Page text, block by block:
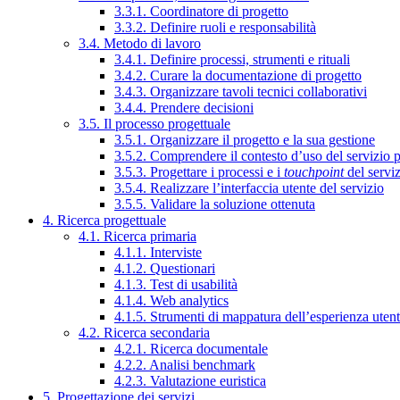
3.3.1. Coordinatore di progetto
3.3.2. Definire ruoli e responsabilità
3.4. Metodo di lavoro
3.4.1. Definire processi, strumenti e rituali
3.4.2. Curare la documentazione di progetto
3.4.3. Organizzare tavoli tecnici collaborativi
3.4.4. Prendere decisioni
3.5. Il processo progettuale
3.5.1. Organizzare il progetto e la sua gestione
3.5.2. Comprendere il contesto d’uso del servizio
3.5.3. Progettare i processi e i touchpointdel
3.5.4. Realizzare l’interfaccia utente del servizio
3.5.5. Validare la soluzione ottenuta
4. Ricerca progettuale
4.1. Ricerca primaria
4.1.1. Interviste
4.1.2. Questionari
4.1.3. Test di usabilità
4.1.4. Web analytics
4.1.5. Strumenti di mappatura dell’esperienza
4.2. Ricerca secondaria
4.2.1. Ricerca documentale
4.2.2. Analisi benchmark
4.2.3. Valutazione euristica
5. Progettazione dei servizi